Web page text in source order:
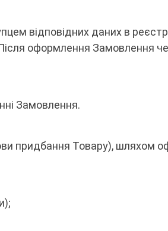
відповідних даних в
оформлення Замовлення
Замовлення.
придбання Товару), шляхом